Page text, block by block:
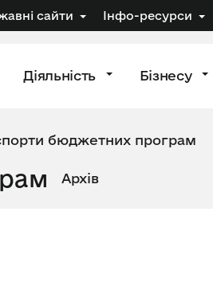
сайти Інфо-ресурси
Діяльність Бізнесу
бюджетних програм
Архів